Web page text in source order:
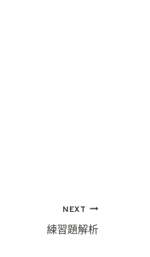
NEXT
練習題解析